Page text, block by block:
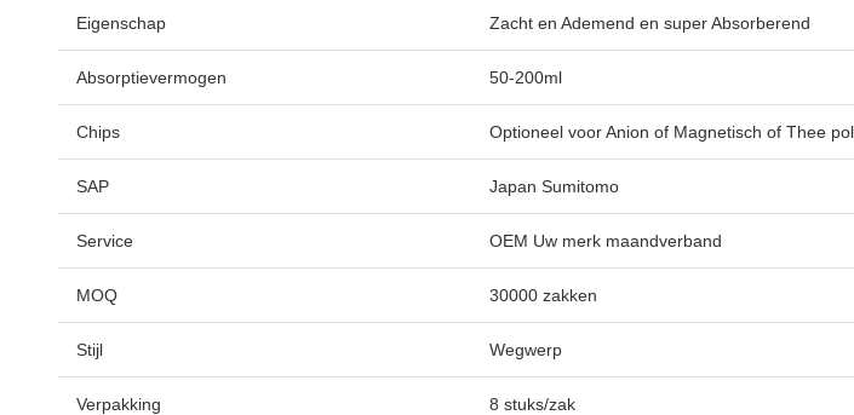
Eigenschap Zacht en Ademend en super Absorberend
Absorptievermogen 50-200ml
Chips Optioneel voor Anion of Magnetisch of Thee
SAP Japan Sumitomo
Service OEM Uw merk maandverband
MOQ 30000 zakken
Stijl Wegwerp
Verpakking 8 stuks/zak